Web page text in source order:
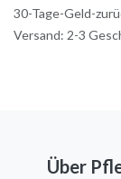
30-Tage-Geld-
Versand: 2-3
Über